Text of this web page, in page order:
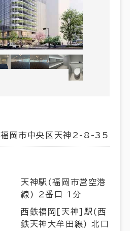
福岡市中央区天神2-8-35
天神駅(福岡市営空港
線) 2番口 1分
西鉄福岡[天神]駅(西
鉄天神大牟田線) 北口